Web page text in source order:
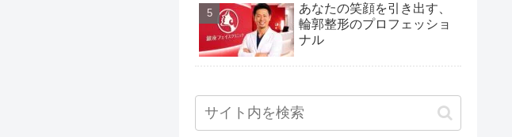
あなたの笑顔を引き出す、
輪郭整形のプロフェッショ
ナル